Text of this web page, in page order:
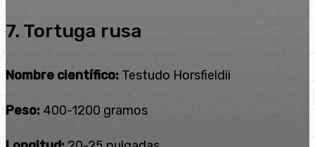
7. Tortuga rusa
Nombre científico: Testudo Horsfieldii
Peso: 400-1200 gramos